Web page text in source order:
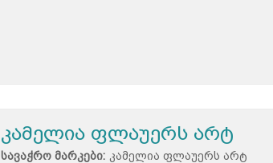
კამელია ფლაუერს არტ
სავაჭრო მარკები: კამელია ფლაუერს არტ